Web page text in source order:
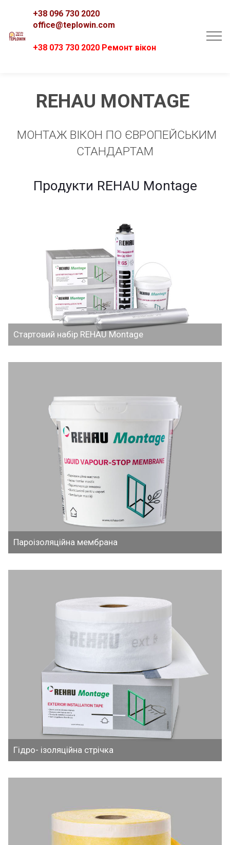
+38 096 730 2020
office@teplowin.com
+38 073 730 2020 Ремонт вікон
REHAU MONTAGE
МОНТАЖ ВІКОН ПО ЄВРОПЕЙСЬКИМ
СТАНДАРТАМ
Продукти REHAU Montage
Стартовий набір REHAU Montage
Пароізоляційна мембрана
Гідро- ізоляційна стрічка